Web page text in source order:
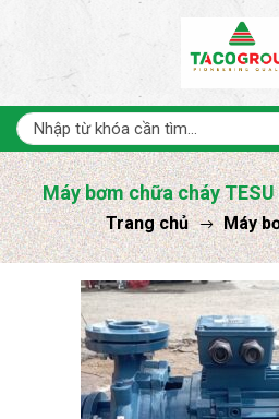
Máy bơm chữa cháy
Trang chủ Máy